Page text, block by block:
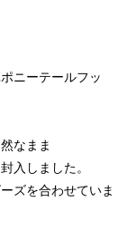
ニーテールフッ
なまま
入しました。
ズを合わせていま